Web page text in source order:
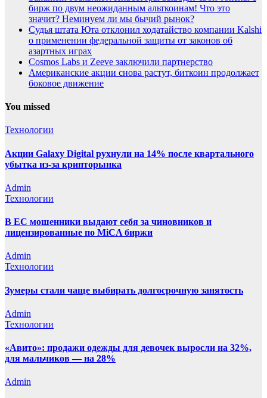
бирж по двум неожиданным альткоинам! Что это
значит? Неминуем ли мы бычий рынок?
Судья штата Юта отклонил ходатайство компании Kalshi
о применении федеральной защиты от законов об
азартных играх
Cosmos Labs и Zeeve заключили партнерство
Американские акции снова растут, биткоин продолжает
боковое движение
You missed
Технологии
Акции Galaxy Digital рухнули на 14% после квартального
убытка из-за крипторынка
Admin
Технологии
В ЕС мошенники выдают себя за чиновников и
лицензированные по MiCA биржи
Admin
Технологии
Зумеры стали чаще выбирать долгосрочную занятость
Admin
Технологии
«Авито»: продажи одежды для девочек выросли на 32%,
для мальчиков — на 28%
Admin